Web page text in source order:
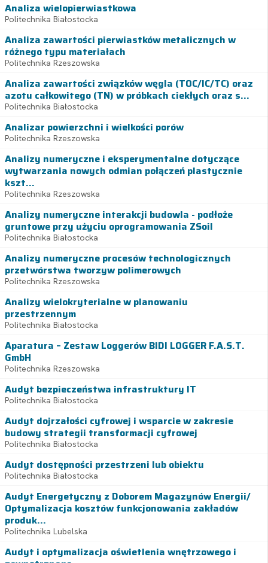
Analiza wielopierwiastkowa
Politechnika Białostocka
Analiza zawartości pierwiastków metalicznych w
różnego typu materiałach
Politechnika Rzeszowska
Analiza zawartości związków węgla (TOC/IC/TC) oraz
azotu całkowitego (TN) w próbkach ciekłych oraz s...
Politechnika Białostocka
Analizar powierzchni i wielkości porów
Politechnika Rzeszowska
Analizy numeryczne i eksperymentalne dotyczące
wytwarzania nowych odmian połączeń plastycznie
kszt...
Politechnika Rzeszowska
Analizy numeryczne interakcji budowla - podłoże
gruntowe przy użyciu oprogramowania ZSoil
Politechnika Białostocka
Analizy numeryczne procesów technologicznych
przetwórstwa tworzyw polimerowych
Politechnika Rzeszowska
Analizy wielokryterialne w planowaniu
przestrzennym
Politechnika Białostocka
Aparatura – Zestaw Loggerów BIDI LOGGER F.A.S.T.
GmbH
Politechnika Rzeszowska
Audyt bezpieczeństwa infrastruktury IT
Politechnika Białostocka
Audyt dojrzałości cyfrowej i wsparcie w zakresie
budowy strategii transformacji cyfrowej
Politechnika Białostocka
Audyt dostępności przestrzeni lub obiektu
Politechnika Białostocka
Audyt Energetyczny z Doborem Magazynów Energii/
Optymalizacja kosztów funkcjonowania zakładów
produk...
Politechnika Lubelska
Audyt i optymalizacja oświetlenia wnętrzowego i